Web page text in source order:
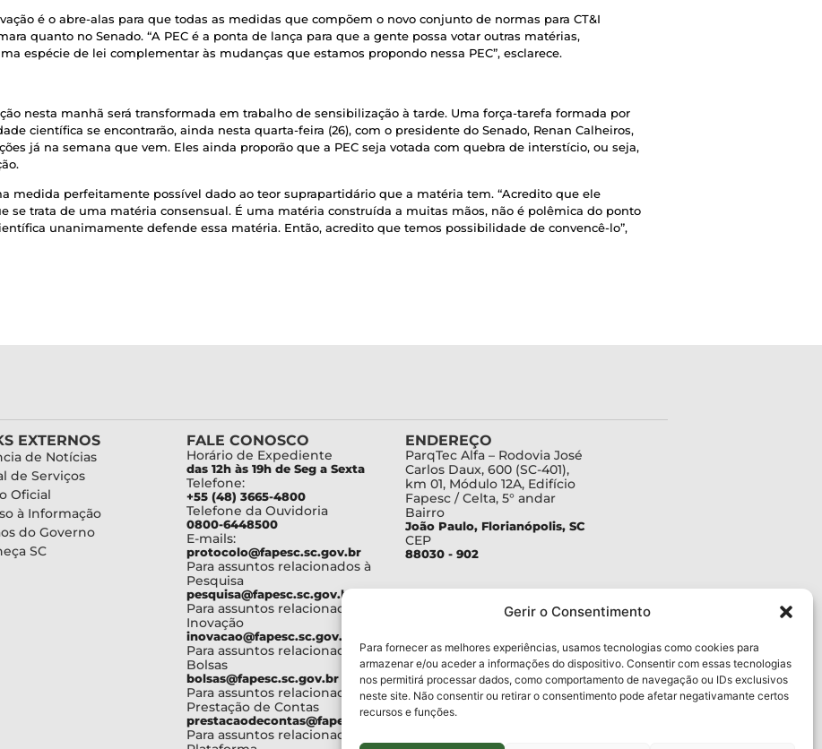
Gerir o Consentimento
Para fornecer as melhores experiências, usamos tecnologias como cookies para
armazenar e/ou aceder a informações do dispositivo. Consentir com essas tecnologias
nos permitirá processar dados, como comportamento de navegação ou IDs exclusivos
neste site. Não consentir ou retirar o consentimento pode afetar negativamante certos
recursos e funções.
é o abre-alas para que todas as medidas que compõem o novo conjunto de normas para CT&I
quanto no Senado. “A PEC é a ponta de lança para que a gente possa votar outras matérias,
espécie de lei complementar às mudanças que estamos propondo nessa PEC”, esclarece.
nesta manhã será transformada em trabalho de sensibilização à tarde. Uma força-tarefa formada por
científica se encontrarão, ainda nesta quarta-feira (26), com o presidente do Senado, Renan Calheiros,
já na semana que vem. Eles ainda proporão que a PEC seja votada com quebra de interstício, ou seja,
medida perfeitamente possível dado ao teor suprapartidário que a matéria tem. “Acredito que ele
se trata de uma matéria consensual. É uma matéria construída a muitas mãos, não é polêmica do ponto
unanimamente defende essa matéria. Então, acredito que temos possibilidade de convencê-lo”,
EXTERNOS
de Notícias
de Serviços
Oficial
à Informação
do Governo
SC
FALE CONOSCO
Horário de Expediente
das 12h às 19h de Seg a Sexta
Telefone:
+55 (48) 3665-4800
Telefone da Ouvidoria
0800-6448500
E-mails:
protocolo@fapesc.sc.gov.br
Para assuntos relacionados à
Pesquisa
pesquisa@fapesc.sc.gov.br
Para assuntos relacionados à
Inovação
inovacao@fapesc.sc.gov.br
Para assuntos relacionados à
Bolsas
bolsas@fapesc.sc.gov.br
Para assuntos relacionados à
Prestação de Contas
prestacaodecontas@fapesc.sc.gov.br
Para assuntos relacionados à
ENDEREÇO
ParqTec Alfa – Rodovia José
Carlos Daux, 600 (SC-401),
km 01, Módulo 12A, Edifício
Fapesc / Celta, 5° andar
Bairro
João Paulo, Florianópolis, SC
CEP
88030 - 902